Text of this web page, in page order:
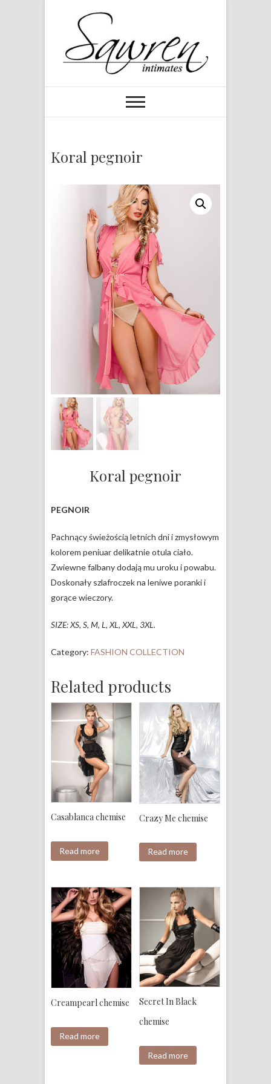
Koral pegnoir
Koral pegnoir
PEGNOIR
Pachnący świeżością letnich dni i zmysłowym
kolorem peniuar delikatnie otula ciało.
Zwiewne falbany dodają mu uroku i powabu.
Doskonały szlafroczek na leniwe poranki i
gorące wieczory.
SIZE: XS, S, M, L, XL, XXL, 3XL.
Category: FASHION COLLECTION
Related products
Casablanca chemise
Read more
Crazy Me chemise
Read more
Creampearl chemise
Read more
Secret In Black
chemise
Read more